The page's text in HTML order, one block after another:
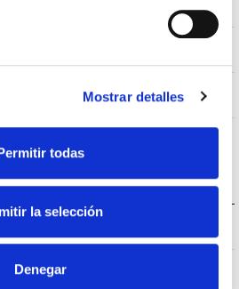
Mostrar detalles
todas
la selección
Denegar
PET